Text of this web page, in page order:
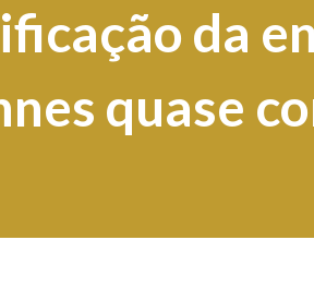
da
quase